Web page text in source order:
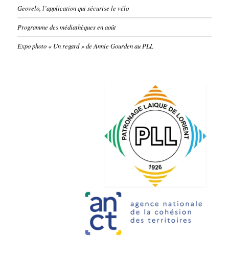
Geovelo, l’application qui sécurise le vélo
Programme des médiathèques en août
Expo photo « Un regard » de Annie Gourden au PLL